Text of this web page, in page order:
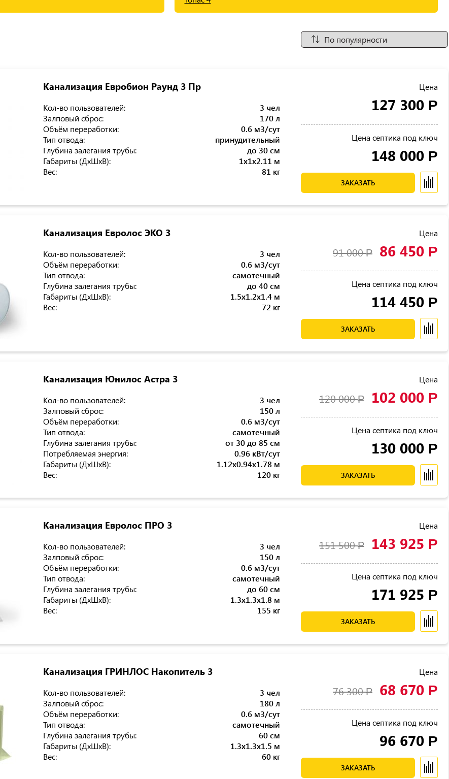
Канализация Евробион Раунд 3 Пр
Кол-во пользователей:
3 чел
Залповый сброс:
170 л
Объём переработки:
0.6 м3/сут
Тип отвода:
принудительный
Глубина залегания трубы:
до 30 см
Габариты (ДхШхВ):
1x1x2.11 м
Вес:
81 кг
Цена
127 300 Р
Цена септика под ключ
148 000 Р
ЗАКАЗАТЬ
Канализация Евролос ЭКО 3
Кол-во пользователей:
3 чел
Объём переработки:
0.6 м3/сут
Тип отвода:
самотечный
Глубина залегания трубы:
до 40 см
Габариты (ДхШхВ):
1.5x1.2x1.4 м
Вес:
72 кг
Цена
91 000Р 86 450 Р
Цена септика под ключ
114 450 Р
ЗАКАЗАТЬ
Канализация Юнилос Астра 3
Кол-во пользователей:
3 чел
Залповый сброс:
150 л
Объём переработки:
0.6 м3/сут
Тип отвода:
самотечный
Глубина залегания трубы:
от 30 до 85 см
Потребляемая энергия:
0.96 кВт/сут
Габариты (ДхШхВ):
1.12x0.94x1.78 м
Вес:
120 кг
Цена
120 000Р 102 000 Р
Цена септика под ключ
130 000 Р
ЗАКАЗАТЬ
Канализация Евролос ПРО 3
Кол-во пользователей:
3 чел
Залповый сброс:
150 л
Объём переработки:
0.6 м3/сут
Тип отвода:
самотечный
Глубина залегания трубы:
до 60 см
Габариты (ДхШхВ):
1.3x1.3x1.8 м
Вес:
155 кг
Цена
151 500Р 143 925 Р
Цена септика под ключ
171 925 Р
ЗАКАЗАТЬ
Канализация ГРИНЛОС Накопитель 3
Кол-во пользователей:
3 чел
Залповый сброс:
180 л
Объём переработки:
0.6 м3/сут
Тип отвода:
самотечный
Глубина залегания трубы:
60 см
Габариты (ДхШхВ):
1.3x1.3x1.5 м
Вес:
60 кг
Цена
76 300Р 68 670 Р
Цена септика под ключ
96 670 Р
ЗАКАЗАТЬ